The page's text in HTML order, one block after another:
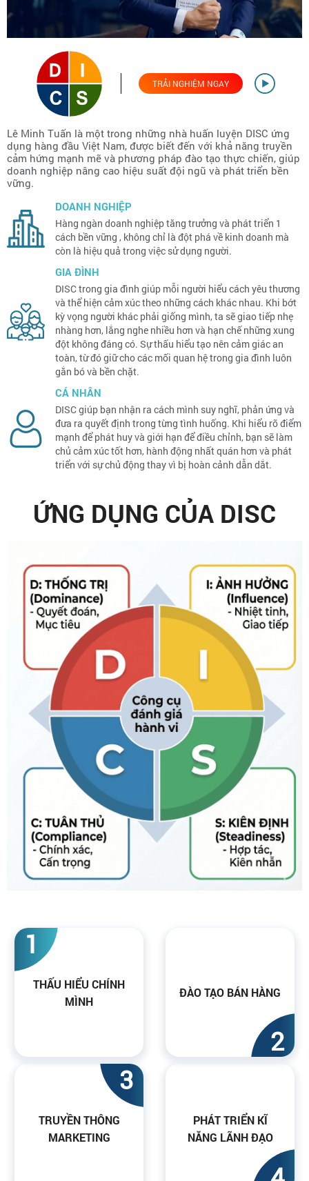
TRẢI NGHIỆM NGAY
Lê Minh Tuấn là một trong những nhà huấn luyện DISC ứng
dụng hàng đầu Việt Nam, được biết đến với khả năng truyền
cảm hứng mạnh mẽ và phương pháp đào tạo thực chiến, giúp
doanh nghiệp nâng cao hiệu suất đội ngũ và phát triển bền
vững.
DOANH NGHIỆP
Hàng ngàn doanh nghiệp tăng trưởng và phát triển 1
cách bền vững , không chỉ là đột phá về kinh doanh mà
còn là hiệu quả trong việc sử dụng người.
GIA ĐÌNH
DISC trong gia đình giúp mỗi người hiểu cách yêu thương
và thể hiện cảm xúc theo những cách khác nhau. Khi bớt
kỳ vọng người khác phải giống mình, ta sẽ giao tiếp nhẹ
nhàng hơn, lắng nghe nhiều hơn và hạn chế những xung
đột không đáng có. Sự thấu hiểu tạo nên cảm giác an
toàn, từ đó giữ cho các mối quan hệ trong gia đình luôn
gắn bó và bền chặt.
CÁ NHÂN
DISC giúp bạn nhận ra cách mình suy nghĩ, phản ứng và
đưa ra quyết định trong từng tình huống. Khi hiểu rõ điểm
mạnh để phát huy và giới hạn để điều chỉnh, bạn sẽ làm
chủ cảm xúc tốt hơn, hành động nhất quán hơn và phát
triển với sự chủ động thay vì bị hoàn cảnh dẫn dắt.
ỨNG DỤNG CỦA DISC
THẤU HIỂU CHÍNH
MÌNH
1
ĐÀO TẠO BÁN HÀNG
2
TRUYỀN THÔNG
MARKETING
3
PHÁT TRIỂN KĨ
NĂNG LÃNH ĐẠO